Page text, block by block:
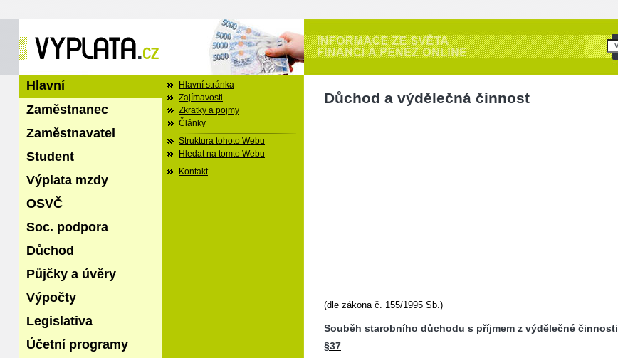
Důchod a výdělečná činnost
(dle zákona č. 155/1995 Sb.)
Souběh starobního důchodu s příjmem z výdělečné činnosti
§37
Hlavní
Zaměstnanec
Zaměstnavatel
Student
Výplata mzdy
OSVČ
Soc. podpora
Důchod
Půjčky a úvěry
Výpočty
Legislativa
Účetní programy
Hlavní stránka
Zajímavosti
Zkratky a pojmy
Články
Struktura tohoto Webu
Hledat na tomto Webu
Kontakt